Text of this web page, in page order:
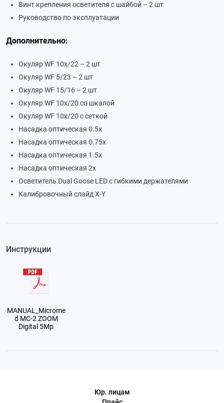
Винт крепления осветителя с шайбой – 2 шт
Руководство по эксплуатации
Дополнительно:
Окуляр WF 10х/22 – 2 шт
Окуляр WF 5/23 – 2 шт
Окуляр WF 15/16 – 2 шт
Окуляр WF 10х/20 со шкалой
Окуляр WF 10х/20 с сеткой
Насадка оптическая 0.5х
Насадка оптическая 0.75х
Насадка оптическая 1.5х
Насадка оптическая 2х
Осветитель Dual Goose LED с гибкими держателями
Калибровочный слайд X-Y
Инструкции
MANUAL_Microme
d MC-2 ZOOM
Digital 5Mp
Юр. лицам